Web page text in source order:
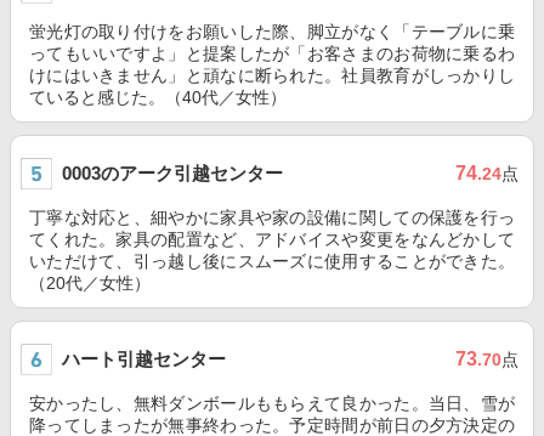
蛍光灯の取り付けをお願いした際、脚立がなく「テーブルに乗
ってもいいですよ」と提案したが「お客さまのお荷物に乗るわ
けにはいきません」と頑なに断られた。社員教育がしっかりし
ていると感じた。（40代／女性）
0003のアーク引越センター 74.24点
丁寧な対応と、細やかに家具や家の設備に関しての保護を行っ
てくれた。家具の配置など、アドバイスや変更をなんどかして
いただけて、引っ越し後にスムーズに使用することができた。
（20代／女性）
ハート引越センター 73.70点
安かったし、無料ダンボールももらえて良かった。当日、雪が
降ってしまったが無事終わった。予定時間が前日の夕方決定の